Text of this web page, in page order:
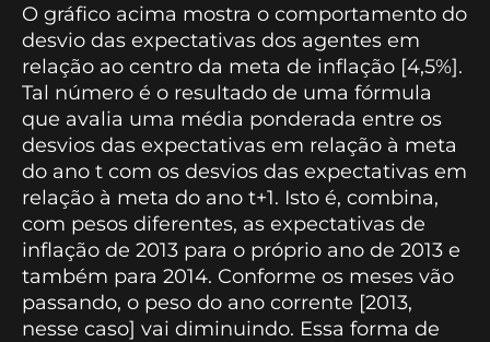
O gráfico acima mostra o comportamento do
desvio das expectativas dos agentes em
relação ao centro da meta de inflação [4,5%].
Tal número é o resultado de uma fórmula
que avalia uma média ponderada entre os
desvios das expectativas em relação à meta
do ano t com os desvios das expectativas em
relação à meta do ano t+1. Isto é, combina,
com pesos diferentes, as expectativas de
inflação de 2013 para o próprio ano de 2013 e
também para 2014. Conforme os meses vão
passando, o peso do ano corrente [2013,
nesse caso] vai diminuindo. Essa forma de